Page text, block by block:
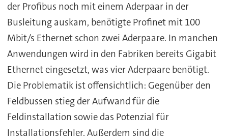
der Profibus noch mit einem Aderpaar in der
Busleitung auskam, benötigte Profinet mit 100
Mbit/s Ethernet schon zwei Aderpaare. In manchen
Anwendungen wird in den Fabriken bereits Gigabit
Ethernet eingesetzt, was vier Aderpaare benötigt.
Die Problematik ist offensichtlich: Gegenüber den
Feldbussen stieg der Aufwand für die
Feldinstallation sowie das Potenzial für
Installationsfehler. Außerdem sind die